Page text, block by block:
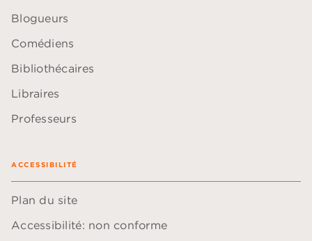
Blogueurs
Comédiens
Bibliothécaires
Libraires
Professeurs
ACCESSIBILITÉ
Plan du site
Accessibilité: non conforme